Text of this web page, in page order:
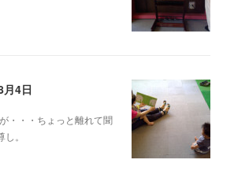
月4日
・・・ちょっと離れて聞
。